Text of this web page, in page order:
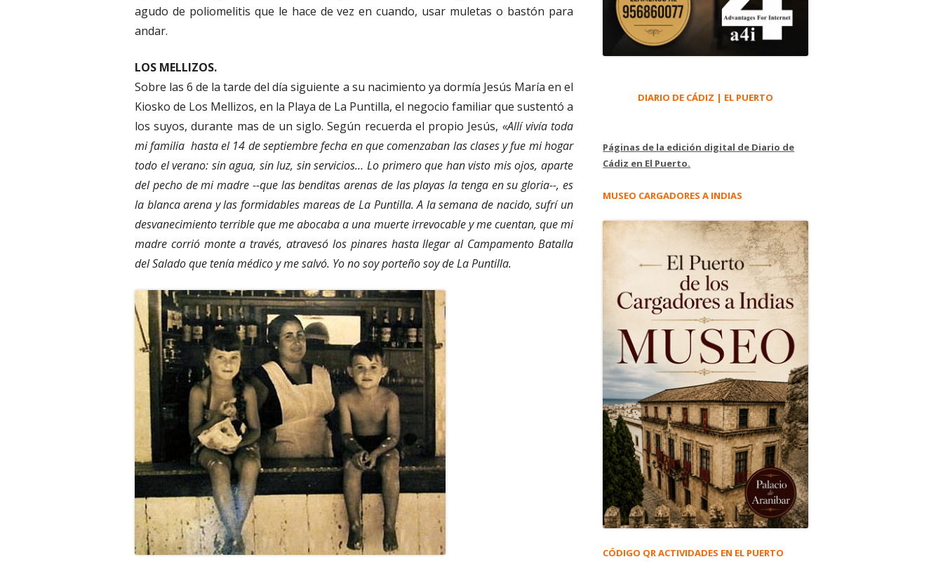
agudo de poliomelitis que le hace de vez en cuando, usar muletas o bastón para
andar.
LOS MELLIZOS.
Sobre las 6 de la tarde del día siguiente a su nacimiento ya dormía Jesús María en el
Kiosko de Los Mellizos, en la Playa de La Puntilla, el negocio familiar que sustentó a
los suyos, durante mas de un siglo. Según recuerda el propio Jesús, «Allí vivía toda
mi familia hasta el 14 de septiembre fecha en que comenzaban las clases y fue mi hogar
todo el verano: sin agua, sin luz, sin servicios… Lo primero que han visto mis ojos, aparte
del pecho de mi madre --que las benditas arenas de las playas la tenga en su gloria--, es
la blanca arena y las formidables mareas de La Puntilla. A la semana de nacido, sufrí un
desvanecimiento terrible que me abocaba a una muerte irrevocable y me cuentan, que mi
madre corrió monte a través, atravesó los pinares hasta llegar al Campamento Batalla
del Salado que tenía médico y me salvó. Yo no soy porteño soy de La Puntilla.
DIARIO DE CÁDIZ | EL PUERTO
Páginas de la edición digital de Diario de
Cádiz en El Puerto.
MUSEO CARGADORES A INDIAS
CÓDIGO QR ACTIVIDADES EN EL PUERTO